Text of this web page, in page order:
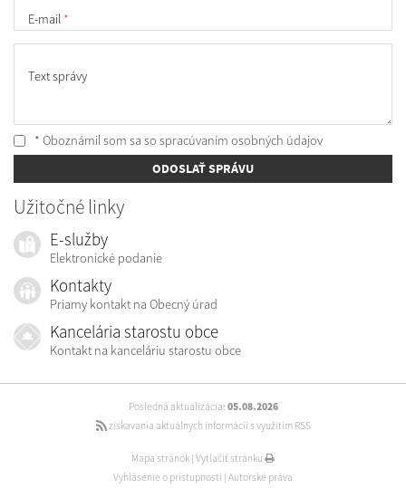
E-mail *
Text správy
* Oboznámil som sa so spracúvaním osobných údajov
ODOSLAŤ SPRÁVU
Užitočné linky
E-služby
Elektronické podanie
Kontakty
Priamy kontakt na Obecný úrad
Kancelária starostu obce
Kontakt na kanceláriu starostu obce
Posledná aktualizácia: 05.08.2026
získavania aktuálnych informácií s využitím RSS
Mapa stránok Vytlačiť stránku
Vyhlásenie o prístupnosti Autorské práva